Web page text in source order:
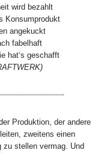
wird bezahlt
Konsumprodukt
angekuckt
fabelhaft
hat‘s geschafft
Produktion, der andere
zweitens einen
zu stellen vermag. Und